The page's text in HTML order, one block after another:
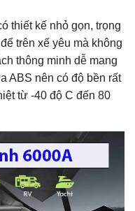
thiết kế nhỏ gọn, trọng
trên xế yêu mà không
thông minh dễ mang
ABS nên có độ bền rất
từ -40 độ C đến 80